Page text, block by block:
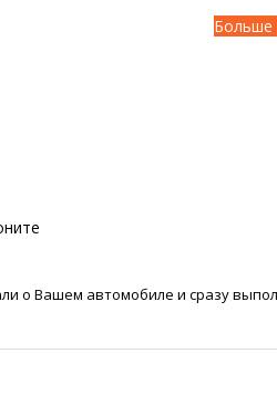
Больше
о Вашем автомобиле и сразу